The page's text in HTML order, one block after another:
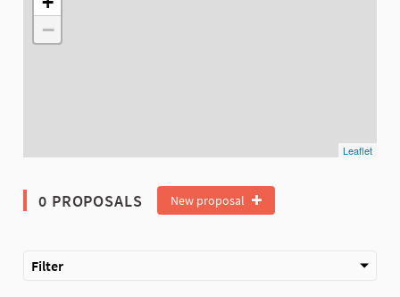
−
Leaflet
0 PROPOSALS New proposal
Filter